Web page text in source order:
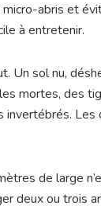
abris et
à entretenir.
Un sol nu,
mortes, des
de large
deux ou trois